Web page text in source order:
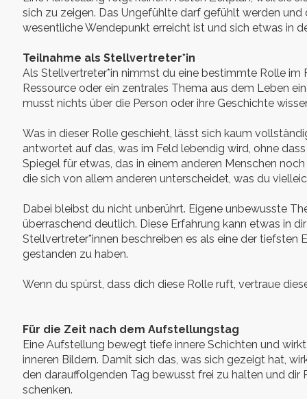
sich zu zeigen. Das Ungefühlte darf gefühlt werden
wesentliche Wendepunkt erreicht ist und sich etwas in
Teilnahme als Stellvertreter*in
Als Stellvertreter*in nimmst du eine bestimmte Rolle im
Ressource oder ein zentrales Thema aus dem Leben
musst nichts über die Person oder ihre Geschichte
Was in dieser Rolle geschieht, lässt sich kaum
antwortet auf das, was im Feld lebendig wird, ohne
Spiegel für etwas, das in einem anderen Menschen
die sich von allem anderen unterscheidet, was du
Dabei bleibst du nicht unberührt. Eigene unbewusste
überraschend deutlich. Diese Erfahrung kann etwas in
Stellvertreter*innen beschreiben es als eine der
gestanden zu haben.
Wenn du spürst, dass dich diese Rolle ruft, vertraue
Für die Zeit nach dem Aufstellungstag
Eine Aufstellung bewegt tiefe innere Schichten und
inneren Bildern. Damit sich das, was sich gezeigt hat,
den darauffolgenden Tag bewusst frei zu halten und dir
schenken.